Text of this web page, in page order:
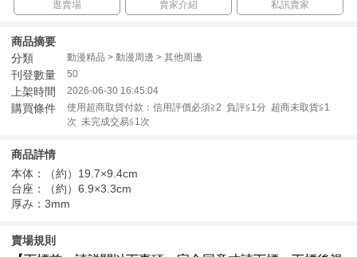
逛賣場
賣家介紹 私訊賣家
商品摘要
分類
動漫精品 > 動漫周邊 > 其他周邊
刊登數量 50
上架時間 2026-06-30 16:45:04
購買條件
使用超商取貨付款：信用評價必須≧2 負評≦1分 超商未取貨≦1
次 未完成交易≦1次
商品詳情
本体：（約）19.7×9.4cm
台座：（約）6.9×3.3cm
厚み：3mm
賣場規則